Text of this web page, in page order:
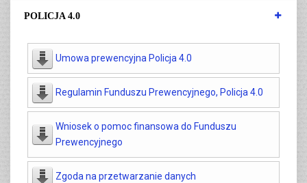
POLICJA 4.0
Umowa prewencyjna Policja 4.0
Regulamin Funduszu Prewencyjnego, Policja 4.0
Wniosek o pomoc finansowa do Funduszu
Prewencyjnego
Zgoda na przetwarzanie danych